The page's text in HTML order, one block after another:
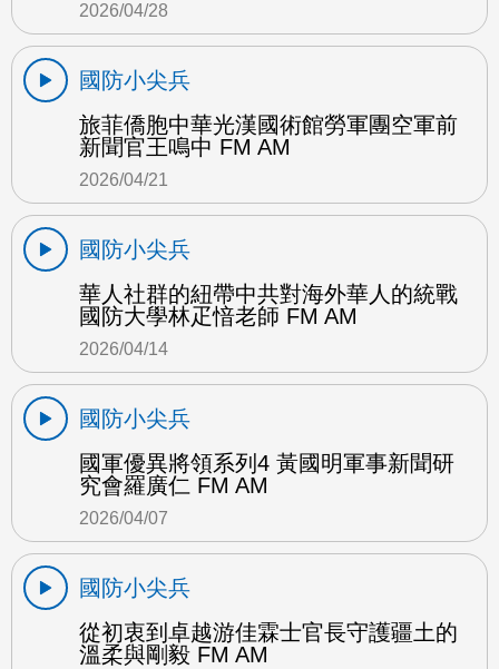
2026/04/28
國防小尖兵
旅菲僑胞中華光漢國術館勞軍團空軍前
新聞官王鳴中 FM AM
2026/04/21
國防小尖兵
華人社群的紐帶中共對海外華人的統戰
國防大學林疋愔老師 FM AM
2026/04/14
國防小尖兵
國軍優異將領系列4 黃國明軍事新聞研
究會羅廣仁 FM AM
2026/04/07
國防小尖兵
從初衷到卓越游佳霖士官長守護疆土的
溫柔與剛毅 FM AM